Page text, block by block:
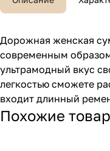
Дорожная женская
современным
ультрамодный вкус
легкостью сможете
входит длинный
Похожие